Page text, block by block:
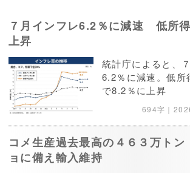
７月インフレ6.2％に減速 低所
上昇
統計庁によると、
6.2％に減速。低所
で8.2％に上昇
694字｜
コメ生産過去最高の４６３万ト
ョに備え輸入維持